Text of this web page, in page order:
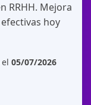
RRHH. Mejora
hoy
05/07/2026